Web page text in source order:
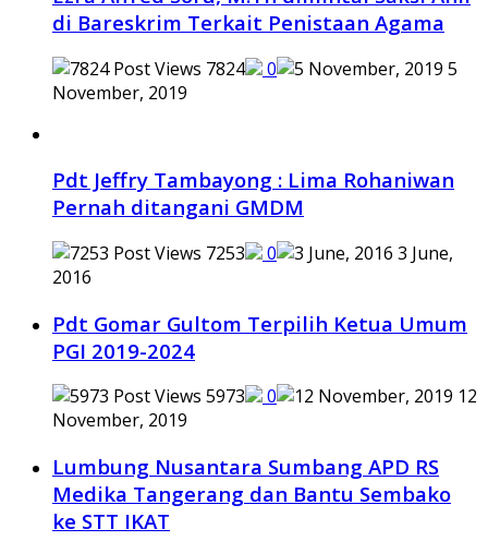
di Bareskrim Terkait Penistaan Agama
7824 0
5
November, 2019
Pdt Jeffry Tambayong : Lima Rohaniwan
Pernah ditangani GMDM
7253 0
3 June,
2016
Pdt Gomar Gultom Terpilih Ketua Umum
PGI 2019-2024
5973 0
12
November, 2019
Lumbung Nusantara Sumbang APD RS
Medika Tangerang dan Bantu Sembako
ke STT IKAT